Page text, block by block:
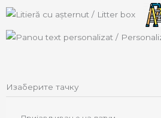
Изаберите тачку